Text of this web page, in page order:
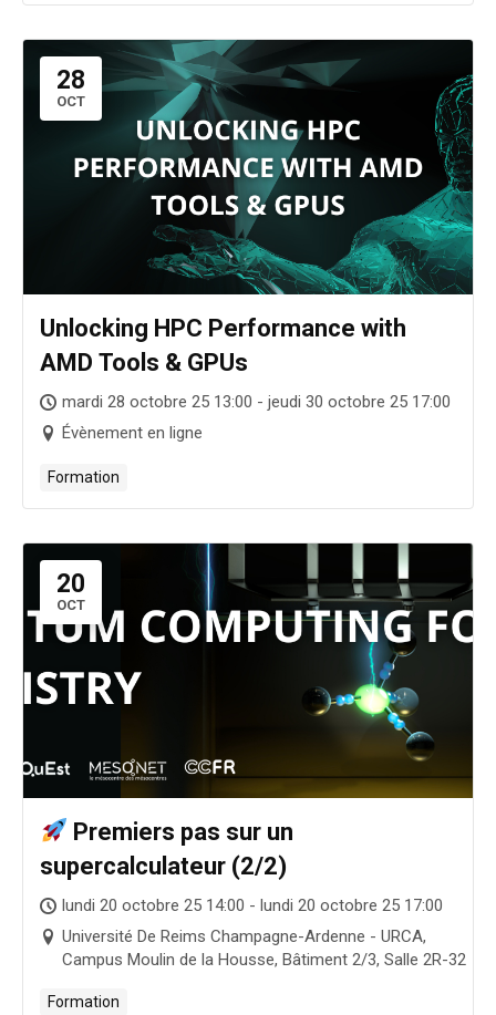
28
OCT
Unlocking HPC Performance with
AMD Tools & GPUs
mardi 28 octobre 25 13:00 - jeudi 30 octobre 25 17:00
Évènement en ligne
Formation
20
OCT
Premiers pas sur un
supercalculateur (2/2)
lundi 20 octobre 25 14:00 - lundi 20 octobre 25 17:00
Université De Reims Champagne-Ardenne - URCA,
Campus Moulin de la Housse, Bâtiment 2/3, Salle 2R-32
Formation